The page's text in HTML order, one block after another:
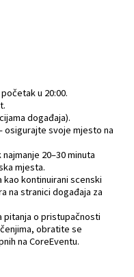
u 20:00.
događaja).
osigurajte svoje mjesto na
20–30 minuta
mjesta.
kao kontinuirani scenski
na stranici događaja za
pitanja o pristupačnosti
obratite se
na CoreEventu.